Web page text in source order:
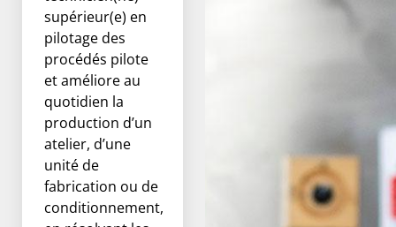
supérieur(e) en
pilotage des
procédés pilote
et améliore au
quotidien la
production d’un
atelier, d’une
unité de
fabrication ou de
conditionnement,